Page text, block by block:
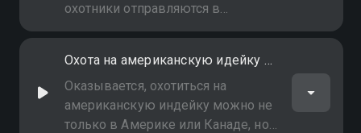
охотники отправляются в
Смоленскую область не только на
маскировки скрадка. Поможет ли
она провести удачную охоту?
Охота на американскую идейку в России
Оказывается, охотиться на
американскую индейку можно не
только в Америке или Канаде, но